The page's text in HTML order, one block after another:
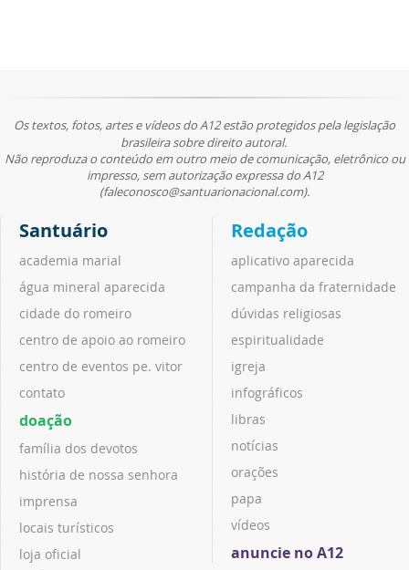
Os textos, fotos, artes e vídeos do A12 estão protegidos pela legislação
brasileira sobre direito autoral.
Não reproduza o conteúdo em outro meio de comunicação, eletrônico ou
impresso, sem autorização expressa do A12
(faleconosco@santuarionacional.com).
Santuário
academia marial
água mineral aparecida
cidade do romeiro
centro de apoio ao romeiro
centro de eventos pe. vitor
contato
doação
família dos devotos
história de nossa senhora
imprensa
locais turísticos
loja oficial
Redação
aplicativo aparecida
campanha da fraternidade
dúvidas religiosas
espiritualidade
igreja
infográficos
libras
notícias
orações
papa
vídeos
anuncie no A12